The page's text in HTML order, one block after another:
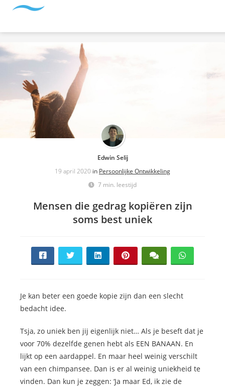
Edwin Selij
19 april 2020 in Persoonlijke Ontwikkeling
7 min. leestijd
Mensen die gedrag kopiëren zijn
soms best uniek
Je kan beter een goede kopie zijn dan een slecht
bedacht idee.
Tsja, zo uniek ben jij eigenlijk niet… Als je beseft dat je
voor 70% dezelfde genen hebt als EEN BANAAN. En
lijkt op een aardappel. En maar heel weinig verschilt
van een chimpansee. Dan is er al weinig uniekheid te
vinden. Dan kun je zeggen: ‘Ja maar Ed, ik zie de